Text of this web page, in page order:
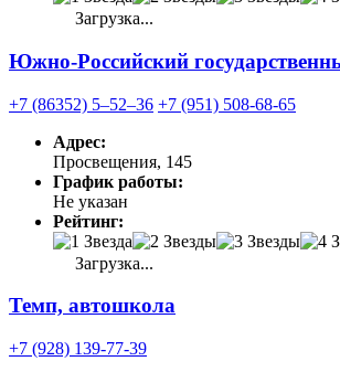
Загрузка...
Южно-Российский
+7 (86352) 5‒52‒36 +7 (951) 508-68-65
Адрес:
Просвещения, 145
График работы:
Не указан
Рейтинг:
Загрузка...
Темп, автошкола
+7 (928) 139-77-39